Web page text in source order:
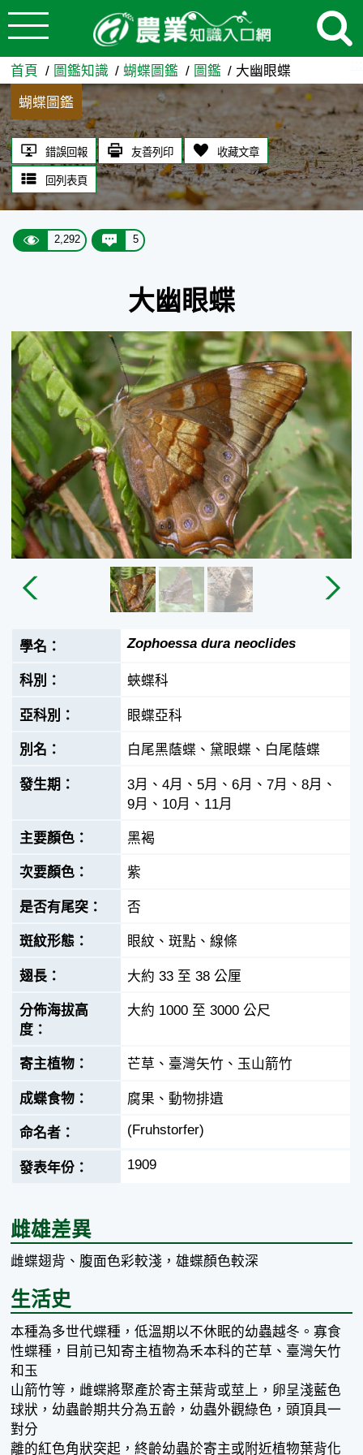
跳到主要內容
大幽眼蝶 - 農業知識入口網
首頁 圖鑑知識 蝴蝶圖鑑 圖鑑 大幽眼蝶
蝴蝶圖鑑
錯誤回報 友善列印 收藏文章
回列表頁
2,292 5
大幽眼蝶
Zophoessa dura neoclides
蛺蝶科
眼蝶亞科
白尾黑蔭蝶、黛眼蝶、白尾蔭蝶
3月、4月、5月、6月、7月、8月、
9月、10月、11月
黑褐
紫
否
眼紋、斑點、線條
大約 33 至 38 公厘
大約 1000 至 3000 公尺
芒草、臺灣矢竹、玉山箭竹
腐果、動物排遺
(Fruhstorfer)
1909
雌雄差異
雌蝶翅背、腹面色彩較淺，雄蝶顏色較深
生活史
本種為多世代蝶種，低溫期以不休眠的幼蟲越冬。寡食
性蝶種，目前已知寄主植物為禾本科的芒草、臺灣矢竹
和玉
山箭竹等，雌蝶將聚產於寄主葉背或莖上，卵呈淺藍色
球狀，幼蟲齡期共分為五齡，幼蟲外觀綠色，頭頂具一
對分
離的紅色角狀突起，終齡幼蟲於寄主或附近植物葉背化